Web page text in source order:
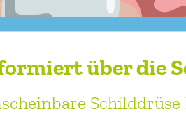
über die
Schilddrüse